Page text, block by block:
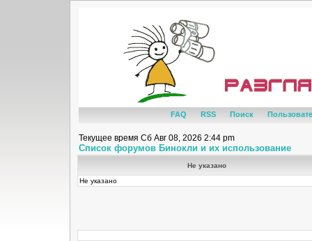
FAQ RSS Поиск
Текущее время Сб Авг 08, 2026 2:44 pm
Список форумов Бинокли и их использование
Не указано
Не указано